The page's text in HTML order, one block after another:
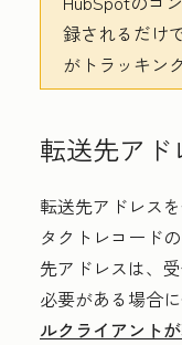
録されるだけ
がトラッキン
転送先ア
転送先アドレス
タクトレコード
先アドレスは、
必要がある場合
ルクライアント